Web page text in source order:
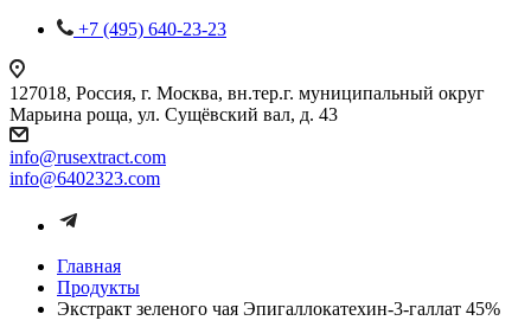
+7 (495) 640-23-23
127018, Россия, г. Москва, вн.тер.г. муниципальный округ
Марьина роща, ул. Сущёвский вал, д. 43
info@rusextract.com
info@6402323.com
Главная
Продукты
Экстракт зеленого чая Эпигаллокатехин-3-галлат 45%